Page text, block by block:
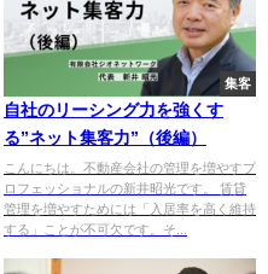
集客
自社のリーシング力を強くす
る”ネット集客力”（後編）
こんにちは。不動産会社の管理を増やすプ
ロフェッショナルの新井昭光です。 賃貸
管理を増やすためには「入居率を高く維持
する」ことが不可欠です。そ...